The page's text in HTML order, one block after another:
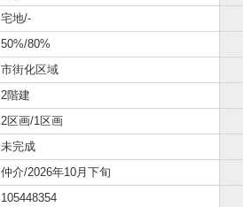
宅地/-
50%/80%
市街化区域
2階建
2区画/1区画
未完成
仲介/2026年10月下旬
105448354